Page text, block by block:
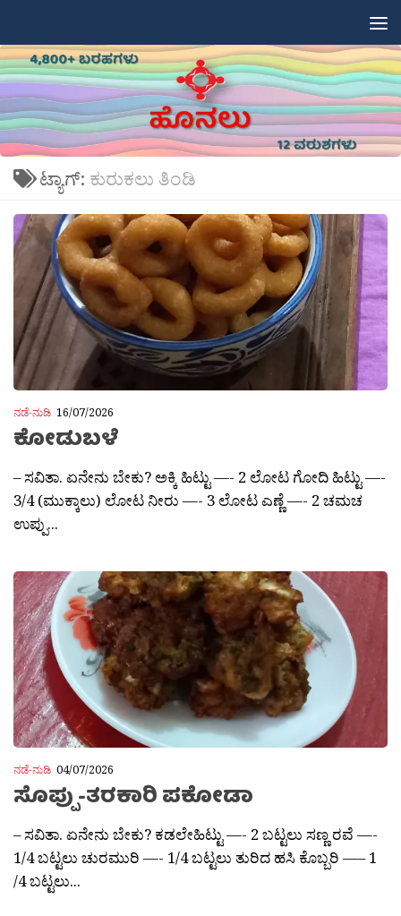
ಟ್ಯಾಗ್: ಕುರುಕಲು ತಿಂಡಿ
ನಡೆ-ನುಡಿ 16/07/2026
ಕೋಡುಬಳೆ
– ಸವಿತಾ. ಏನೇನು ಬೇಕು? ಅಕ್ಕಿ ಹಿಟ್ಟು —- 2 ಲೋಟ ಗೋದಿ ಹಿಟ್ಟು —-
3/4 (ಮುಕ್ಕಾಲು) ಲೋಟ ನೀರು —- 3 ಲೋಟ ಎಣ್ಣೆ —- 2 ಚಮಚ
ಉಪ್ಪು...
ನಡೆ-ನುಡಿ 04/07/2026
ಸೊಪ್ಪು-ತರಕಾರಿ ಪಕೋಡಾ
– ಸವಿತಾ. ಏನೇನು ಬೇಕು? ಕಡಲೇಹಿಟ್ಟು —- 2 ಬಟ್ಟಲು ಸಣ್ಣ ರವೆ —-
1/4 ಬಟ್ಟಲು ಚುರಮುರಿ —- 1/4 ಬಟ್ಟಲು ತುರಿದ ಹಸಿ ಕೊಬ್ಬರಿ —– 1
/4 ಬಟ್ಟಲು...